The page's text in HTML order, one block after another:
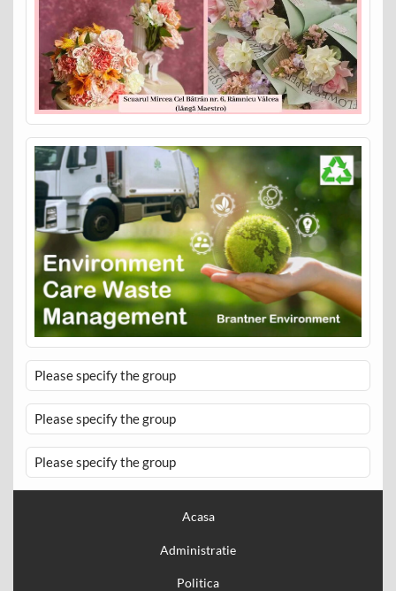
Please specify the group
Please specify the group
Please specify the group
Acasa
Administratie
Politica